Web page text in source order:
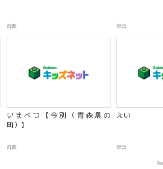
辞典 辞典
いまべつ【今別（青森県の
町）】
辞典
えい
辞典